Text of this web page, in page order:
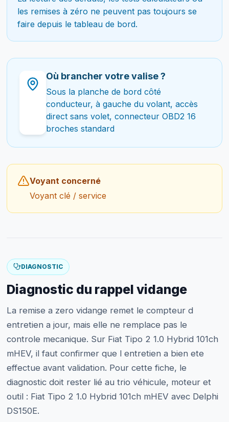
les remises à zéro ne peuvent pas toujours se
faire depuis le tableau de bord.
Où brancher votre valise ?
Sous la planche de bord côté
conducteur, à gauche du volant, accès
direct sans volet, connecteur OBD2 16
broches standard
Voyant concerné
Voyant clé / service
DIAGNOSTIC
Diagnostic du rappel vidange
La remise a zero vidange remet le compteur d
entretien a jour, mais elle ne remplace pas le
controle mecanique. Sur Fiat Tipo 2 1.0 Hybrid 101ch
mHEV, il faut confirmer que l entretien a bien ete
effectue avant validation. Pour cette fiche, le
diagnostic doit rester lié au trio véhicule, moteur et
outil : Fiat Tipo 2 1.0 Hybrid 101ch mHEV avec Delphi
DS150E.